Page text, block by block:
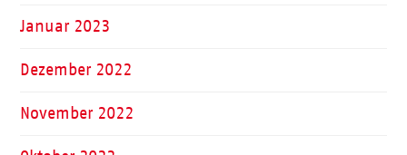
Januar 2023
Dezember 2022
November 2022